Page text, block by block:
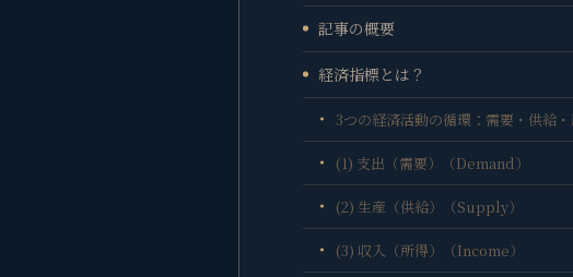
記事の概要
経済指標とは？
3つの経済活動の循環：需要・供給
(1) 支出（需要）（Demand）
(2) 生産（供給）（Supply）
(3) 収入（所得）（Income）